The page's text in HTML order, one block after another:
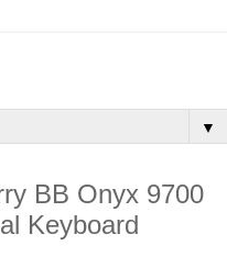
▼
BB Onyx 9700
Keyboard